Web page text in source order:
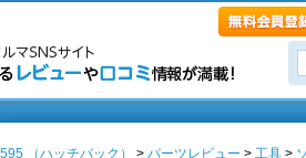
595 （ハッチバック） > パーツレビュー > 工具 >